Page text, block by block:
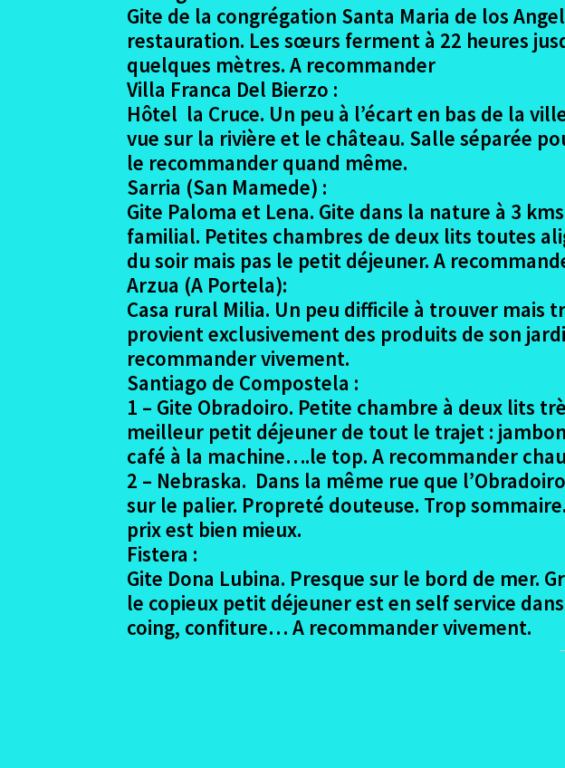
Gite de la congrégation Santa Maria de los
restauration. Les sœurs ferment à 22 heures
quelques mètres. A recommander
Villa Franca Del Bierzo :
Hôtel la Cruce. Un peu à l’écart en bas de la
vue sur la rivière et le château. Salle séparée
le recommander quand même.
Sarria (San Mamede) :
Gite Paloma et Lena. Gite dans la nature à 3
familial. Petites chambres de deux lits toutes
du soir mais pas le petit déjeuner. A
Arzua (A Portela):
Casa rural Milia. Un peu difficile à trouver mais
provient exclusivement des produits de son
recommander vivement.
Santiago de Compostela :
1 – Gite Obradoiro. Petite chambre à deux lits
meilleur petit déjeuner de tout le trajet :
café à la machine….le top. A recommander
2 – Nebraska. Dans la même rue que
sur le palier. Propreté douteuse. Trop
prix est bien mieux.
Fistera :
Gite Dona Lubina. Presque sur le bord de mer.
le copieux petit déjeuner est en self service
coing, confiture… A recommander vivement.